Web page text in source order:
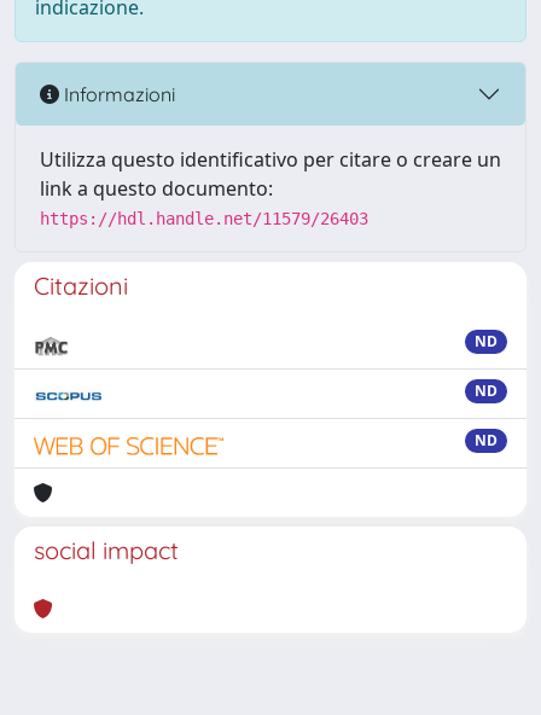
indicazione.
Informazioni
Utilizza questo identificativo per citare o creare un
link a questo documento:
https://hdl.handle.net/11579/26403
Citazioni
ND
ND
ND
social impact